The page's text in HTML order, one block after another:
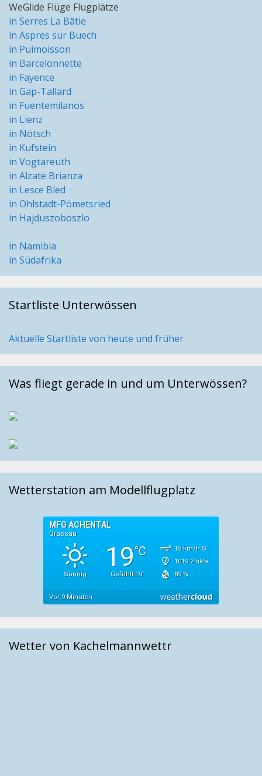
WeGlide Flüge Flugplätze
in Serres La Bâtie
in Aspres sur Buech
in Puimoisson
in Barcelonnette
in Fayence
in Gap-Tallard
in Fuentemilanos
in Lienz
in Nötsch
in Kufstein
in Vogtareuth
in Alzate Brianza
in Lesce Bled
in Ohlstadt-Pömetsried
in Hajduszoboszlo
in Namibia
in Südafrika
Startliste Unterwössen
Aktuelle Startliste von heute und früher
Was fliegt gerade in und um Unterwössen?
Wetterstation am Modellflugplatz
Wetter von Kachelmannwettr